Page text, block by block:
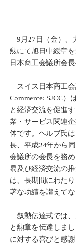
9月27日（金）、
勲にて旭日中綬章
日本商工会議所会
スイス日本商工会
Commerce: SJCC
と経済交流を促進
業・サービス関連
体です。ヘルブ氏
長、平成24年から
会議所の会長を務
易及び経済交流の
は、長期間にわた
著な功績を讃えてな
叙勲伝達式では、
と勲章を伝達しま
に対する喜びと感謝